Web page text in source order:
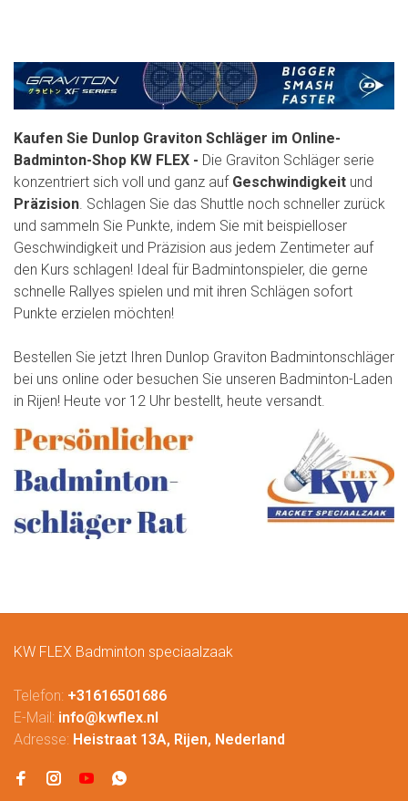
Kaufen Sie Dunlop Graviton Schläger im Online-
Badminton-Shop KW FLEX - Die Graviton Schläger serie
konzentriert sich voll und ganz auf Geschwindigkeit und
Präzision . Schlagen Sie das Shuttle noch schneller zurück
und sammeln Sie Punkte, indem Sie mit beispielloser
Geschwindigkeit und Präzision aus jedem Zentimeter auf
den Kurs schlagen! Ideal für Badmintonspieler, die gerne
schnelle Rallyes spielen und mit ihren Schlägen sofort
Punkte erzielen möchten!
Bestellen Sie jetzt Ihren Dunlop Graviton Badmintonschläger
bei uns online oder besuchen Sie unseren Badminton-Laden
in Rijen! Heute vor 12 Uhr bestellt, heute versandt.
KW FLEX Badminton speciaalzaak
Telefon: +31616501686
E-Mail: info@kwflex.nl
Adresse: Heistraat 13A, Rijen, Nederland